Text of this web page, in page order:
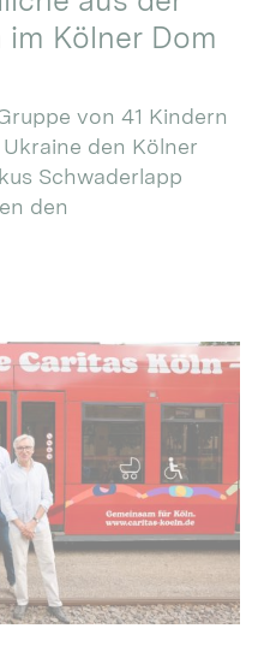
Kölner Dom
von 41 Kindern
den Kölner
Schwaderlapp
den